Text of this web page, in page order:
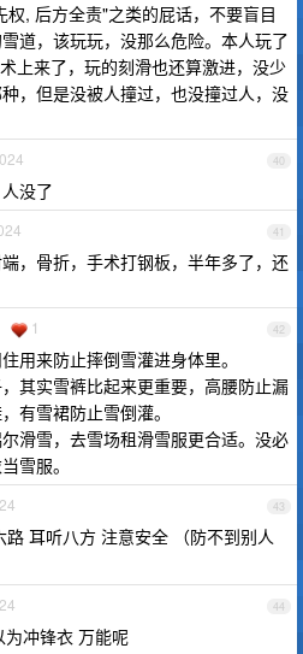
, 后方全责"之类的屁话，不要盲目
道，该玩玩，没那么危险。本人玩了
上来了，玩的刻滑也还算激进，没少
，但是没被人撞过，也没撞过人，没
40
没了
41
，骨折，手术打钢板，半年多了，还
42
1
用来防止摔倒雪灌进身体里。
其实雪裤比起来更重要，高腰防止漏
有雪裙防止雪倒灌。
滑雪，去雪场租滑雪服更合适。没必
雪服。
43
路 耳听八方 注意安全 （防不到别人
44
冲锋衣 万能呢